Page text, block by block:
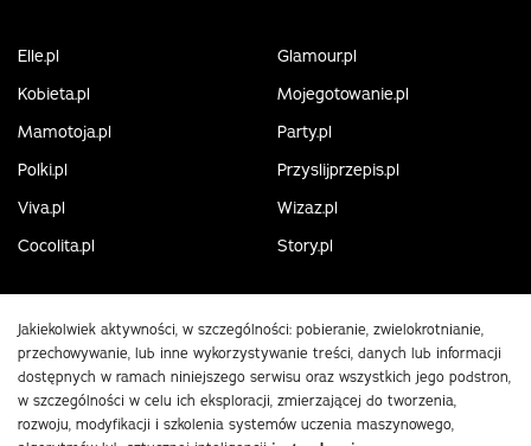
Elle.pl
Glamour.pl
Kobieta.pl
Mojegotowanie.pl
Mamotoja.pl
Party.pl
Polki.pl
Przyslijprzepis.pl
Viva.pl
Wizaz.pl
Cocolita.pl
Story.pl
Jakiekolwiek aktywności, w szczególności: pobieranie, zwielokrotnianie,
przechowywanie, lub inne wykorzystywanie treści, danych lub informacji
dostępnych w ramach niniejszego serwisu oraz wszystkich jego podstron,
w szczególności w celu ich eksploracji, zmierzającej do tworzenia,
rozwoju, modyfikacji i szkolenia systemów uczenia maszynowego,